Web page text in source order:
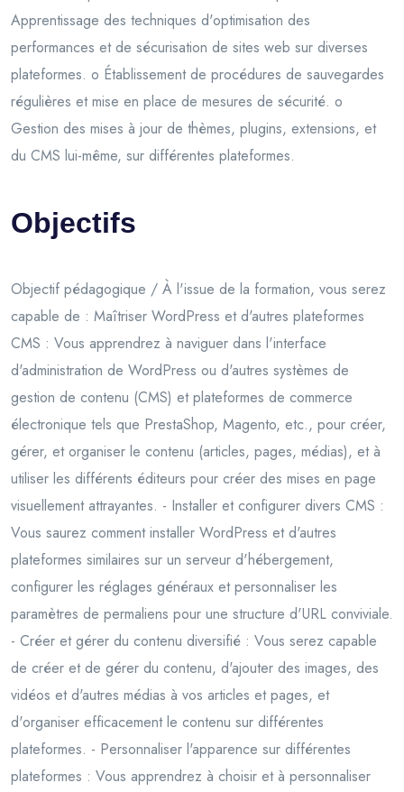
Apprentissage des techniques d'optimisation des
performances et de sécurisation de sites web sur diverses
plateformes. o Établissement de procédures de sauvegardes
régulières et mise en place de mesures de sécurité. o
Gestion des mises à jour de thèmes, plugins, extensions, et
du CMS lui-même, sur différentes plateformes.
Objectifs
Objectif pédagogique / À l'issue de la formation, vous serez
capable de : Maîtriser WordPress et d'autres plateformes
CMS : Vous apprendrez à naviguer dans l'interface
d'administration de WordPress ou d'autres systèmes de
gestion de contenu (CMS) et plateformes de commerce
électronique tels que PrestaShop, Magento, etc., pour créer,
gérer, et organiser le contenu (articles, pages, médias), et à
utiliser les différents éditeurs pour créer des mises en page
visuellement attrayantes. - Installer et configurer divers CMS :
Vous saurez comment installer WordPress et d'autres
plateformes similaires sur un serveur d'hébergement,
configurer les réglages généraux et personnaliser les
paramètres de permaliens pour une structure d'URL conviviale.
- Créer et gérer du contenu diversifié : Vous serez capable
de créer et de gérer du contenu, d'ajouter des images, des
vidéos et d'autres médias à vos articles et pages, et
d'organiser efficacement le contenu sur différentes
plateformes. - Personnaliser l'apparence sur différentes
plateformes : Vous apprendrez à choisir et à personnaliser